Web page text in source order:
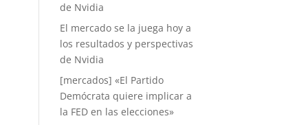
de Nvidia
El mercado se la juega hoy a
los resultados y perspectivas
de Nvidia
[mercados] «El Partido
Demócrata quiere implicar a
la FED en las elecciones»